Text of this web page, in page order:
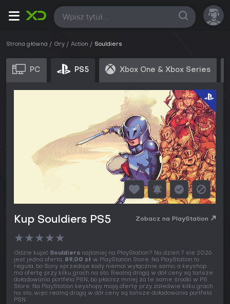
Wszystkie
Strona główna Gry Action Souldiers
PC PS5 Xbox One & Xbox Series
Kup Souldiers PS5 Zobacz na PlayStation
★★★★★
Gdzie kupić Souldiers najtaniej na PlayStation? Na dzień 7 sie 2026
jest jedna oferta, 89,00 zł w PlayStation Store. Na PlayStation to
reguła, bo Sony sprzedaje kody niemal wyłącznie samo, a keyshop
ma ofertę przy kilku grach na sto. Realną drogą w dół ceny są tańsze
doładowania portfela PSN, bo płacisz mniej za te same środki w PS
Store. Na PlayStation keyshopy mają ofertę przy zaledwie kilku grach
na sto, więc realną drogą w dół ceny są tańsze doładowania portfela
PSN.